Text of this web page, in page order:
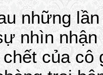
những
nhìn
của cô